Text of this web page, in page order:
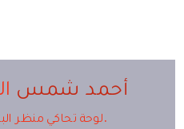
أحمد شمس
لوحة تحاكي منظر.